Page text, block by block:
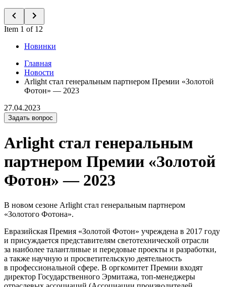
Item 1 of 12
Новинки
Главная
Новости
Arlight стал генеральным партнером Премии «Золотой
Фотон» — 2023
27.04.2023
Задать вопрос
Arlight стал генеральным
партнером Премии «Золотой
Фотон» — 2023
В новом сезоне Arlight стал генеральным партнером
«Золотого Фотона».
Евразийская Премия «Золотой Фотон» учреждена в 2017 году
и присуждается представителям светотехнической отрасли
за наиболее талантливые и передовые проекты и разработки,
а также научную и просветительскую деятельность
в профессиональной сфере. В оргкомитет Премии входят
директор Государственного Эрмитажа, топ-менеджеры